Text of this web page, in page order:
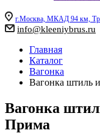
г.Москва, МКАД 94 км,
info@kleeniybrus.ru
Главная
Каталог
Вагонка
Вагонка штиль
Вагонка
Прима